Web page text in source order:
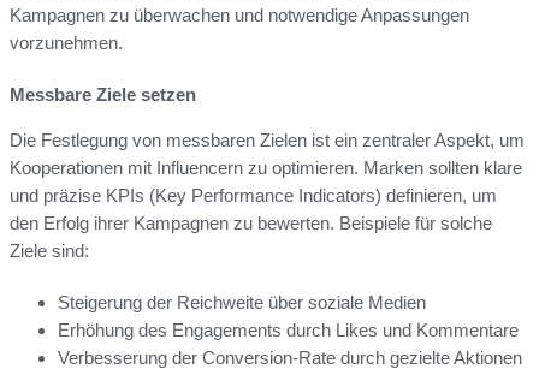
Kampagnen zu überwachen und notwendige Anpassungen
vorzunehmen.
Messbare Ziele setzen
Die Festlegung von messbaren Zielen ist ein zentraler Aspekt, um
Kooperationen mit Influencern zu optimieren. Marken sollten klare
und präzise KPIs (Key Performance Indicators) definieren, um
den Erfolg ihrer Kampagnen zu bewerten. Beispiele für solche
Ziele sind:
Steigerung der Reichweite über soziale Medien
Erhöhung des Engagements durch Likes und Kommentare
Verbesserung der Conversion-Rate durch gezielte Aktionen